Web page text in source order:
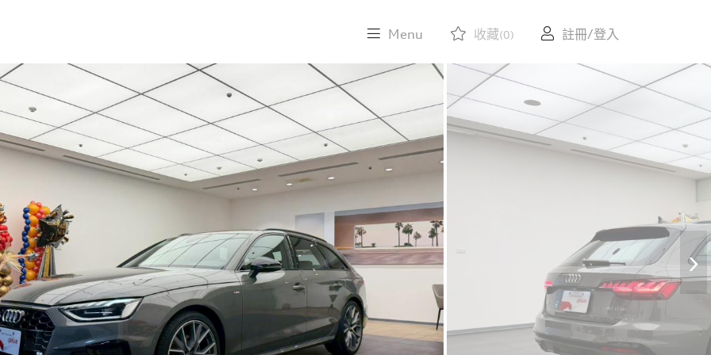
Menu 收藏(0) 註冊/登入
›